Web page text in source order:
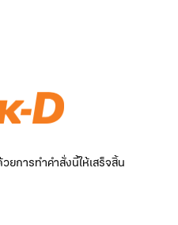
การทำคำสั่งนี้ให้เสร็จสิ้น